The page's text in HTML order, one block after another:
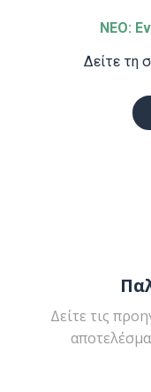
ΝΕΟ:
Δείτε τη
Δείτε τις